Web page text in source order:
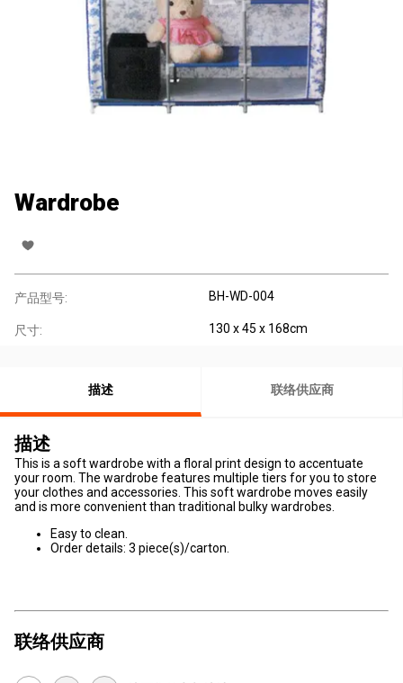
Wardrobe
产品型号: BH-WD-004
尺寸: 130 x 45 x 168cm
描述 联络供应商
描述
This is a soft wardrobe with a floral print design to accentuate
your room. The wardrobe features multiple tiers for you to store
your clothes and accessories. This soft wardrobe moves easily
and is more convenient than traditional bulky wardrobes.
Easy to clean.
Order details: 3 piece(s)/carton.
联络供应商